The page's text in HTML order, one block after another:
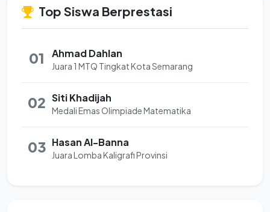
Top Siswa Berprestasi
01 Ahmad Dahlan
Juara 1 MTQ Tingkat Kota Semarang
02 Siti Khadijah
Medali Emas Olimpiade Matematika
03 Hasan Al-Banna
Juara Lomba Kaligrafi Provinsi